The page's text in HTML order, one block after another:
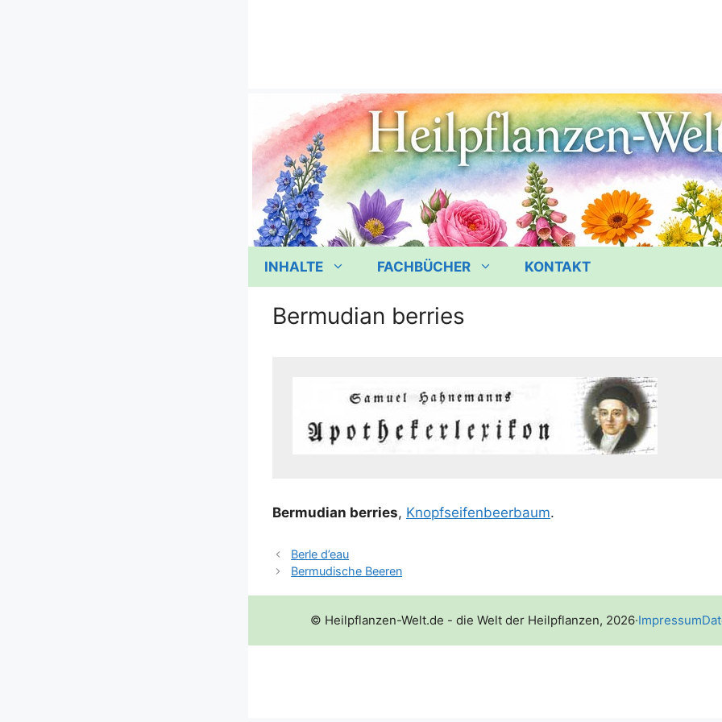
INHALTE FACHBÜCHER KONTAKT
Bermudian berries
Ber­mu­di­an ber­ries, Knopf­sei­fen­beer­baum.
Berle d’eau
Bermudische Beeren
© Heilpflanzen-Welt.de - die Welt der Heilpflanzen, 2026·Impressum